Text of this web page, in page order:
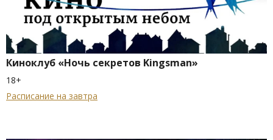
Киноклуб «Ночь секретов Kingsman»
18+
Расписание на завтра